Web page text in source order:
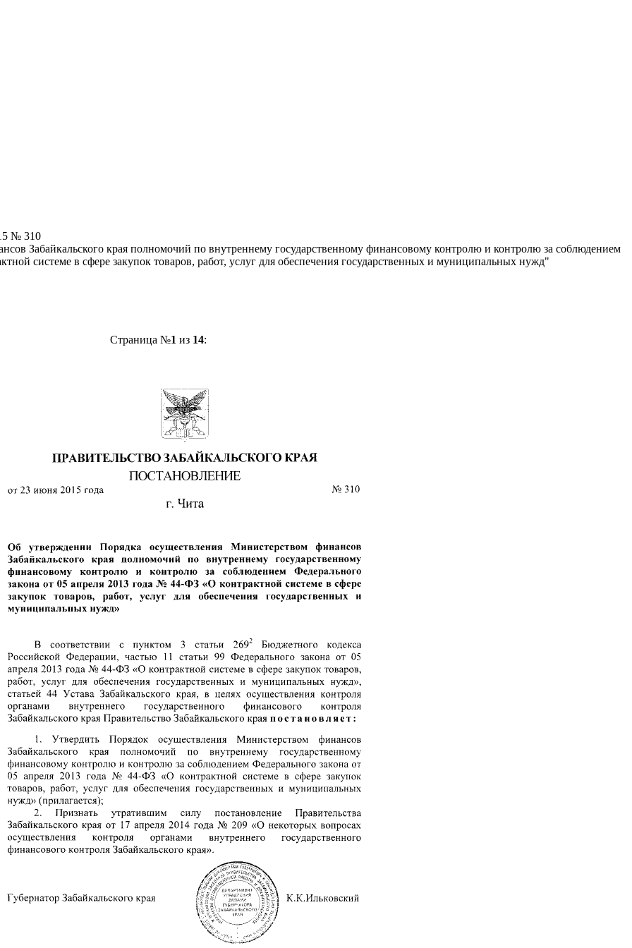
№ 310
Забайкальского края полномочий по внутреннему государственному финансовому контролю и контролю за соблюдением
системе в сфере закупок товаров, работ, услуг для обеспечения государственных и муниципальных нужд"
Страница №1 из 14: